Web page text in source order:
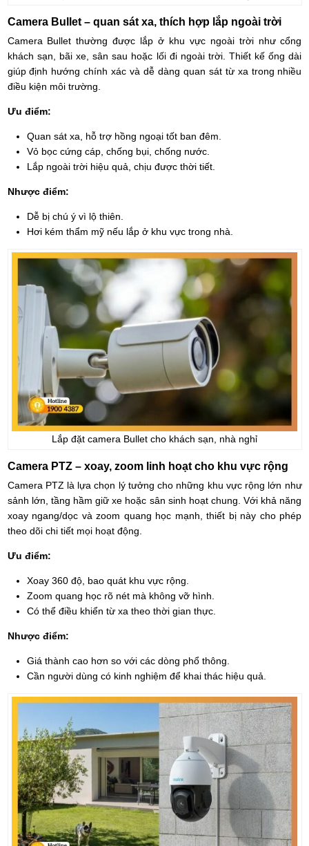
Camera Bullet – quan sát xa, thích hợp lắp ngoài trời
Camera Bullet thường được lắp ở khu vực ngoài trời như cổng
khách sạn, bãi xe, sân sau hoặc lối đi ngoài trời. Thiết kế ống dài
giúp định hướng chính xác và dễ dàng quan sát từ xa trong nhiều
điều kiện môi trường.
Ưu điểm:
Quan sát xa, hỗ trợ hồng ngoại tốt ban đêm.
Vỏ bọc cứng cáp, chống bụi, chống nước.
Lắp ngoài trời hiệu quả, chịu được thời tiết.
Nhược điểm:
Dễ bị chú ý vì lộ thiên.
Hơi kém thẩm mỹ nếu lắp ở khu vực trong nhà.
Lắp đặt camera Bullet cho khách sạn, nhà nghỉ
Camera PTZ – xoay, zoom linh hoạt cho khu vực rộng
Camera PTZ là lựa chọn lý tưởng cho những khu vực rộng lớn như
sảnh lớn, tầng hầm giữ xe hoặc sân sinh hoạt chung. Với khả năng
xoay ngang/dọc và zoom quang học mạnh, thiết bị này cho phép
theo dõi chi tiết mọi hoạt động.
Ưu điểm:
Xoay 360 độ, bao quát khu vực rộng.
Zoom quang học rõ nét mà không vỡ hình.
Có thể điều khiển từ xa theo thời gian thực.
Nhược điểm:
Giá thành cao hơn so với các dòng phổ thông.
Cần người dùng có kinh nghiệm để khai thác hiệu quả.